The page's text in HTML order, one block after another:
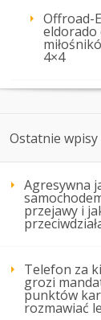
Offroad-
eldorado
4×4
Ostatnie wpisy
Agresywna
przejawy i
Telefon za
grozi
punktów
rozmawiać